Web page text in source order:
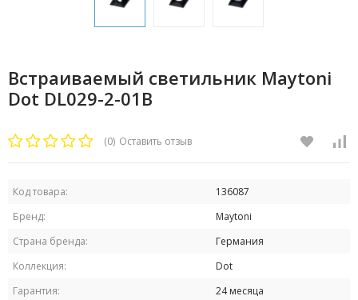
Встраиваемый светильник Maytoni
Dot DL029-2-01B
(0) Оставить отзыв
Код товара:
136087
Бренд:
Maytoni
Страна бренда:
Германия
Коллекция:
Dot
Гарантия:
24 месяца